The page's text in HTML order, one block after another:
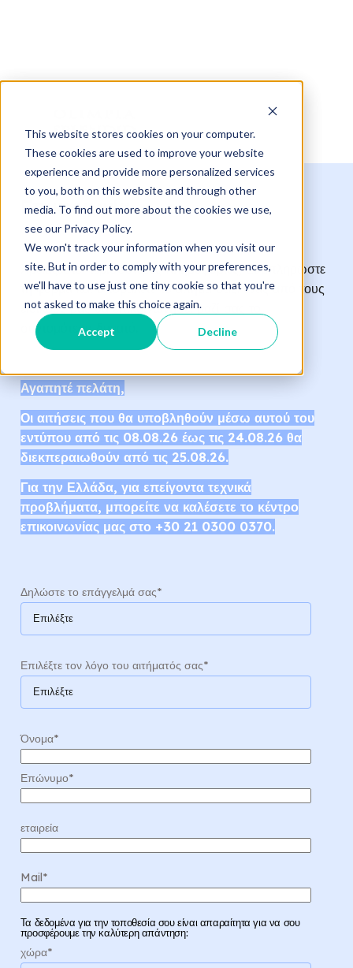
This website stores cookies on your computer.
These cookies are used to improve your website
experience and provide more personalized services
to you, both on this website and through other
media. To find out more about the cookies we use,
see our Privacy Policy.
We won't track your information when you visit our
site. But in order to comply with your preferences,
we'll have to use just one tiny cookie so that you're
not asked to make this choice again.
Accept Decline
Επικοινωνία
Χρειάζεστε περισσότερες πληροφορίες; Συμπληρώστε
τη φόρμα και υποβάλετε το αίτημά σας: ένας από τους
ειδικούς μας θα επικοινωνήσει μαζί σας το
συντομότερο δυνατό.
Αγαπητέ πελάτη,
Οι αιτήσεις που θα υποβληθούν μέσω αυτού του
εντύπου από τις 08.08.26 έως τις 24.08.26 θα
διεκπεραιωθούν από τις 25.08.26.
Για την Ελλάδα, για επείγοντα τεχνικά
προβλήματα, μπορείτε να καλέσετε το κέντρο
επικοινωνίας μας στο +30 21 0300 0370.
Δηλώστε το επάγγελμά σας*
Επιλέξτε τον λόγο του αιτήματός σας*
Όνομα*
Επώνυμο*
εταιρεία
Mail*
Τα δεδομένα για την τοποθεσία σου είναι απαραίτητα για να σου
προσφέρουμε την καλύτερη απάντηση:
χώρα*